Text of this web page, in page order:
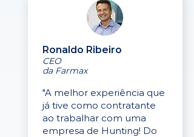
Ronaldo Ribeiro
CEO
da Farmax
"A melhor experiência que
já tive como contratante
ao trabalhar com uma
empresa de Hunting! Do